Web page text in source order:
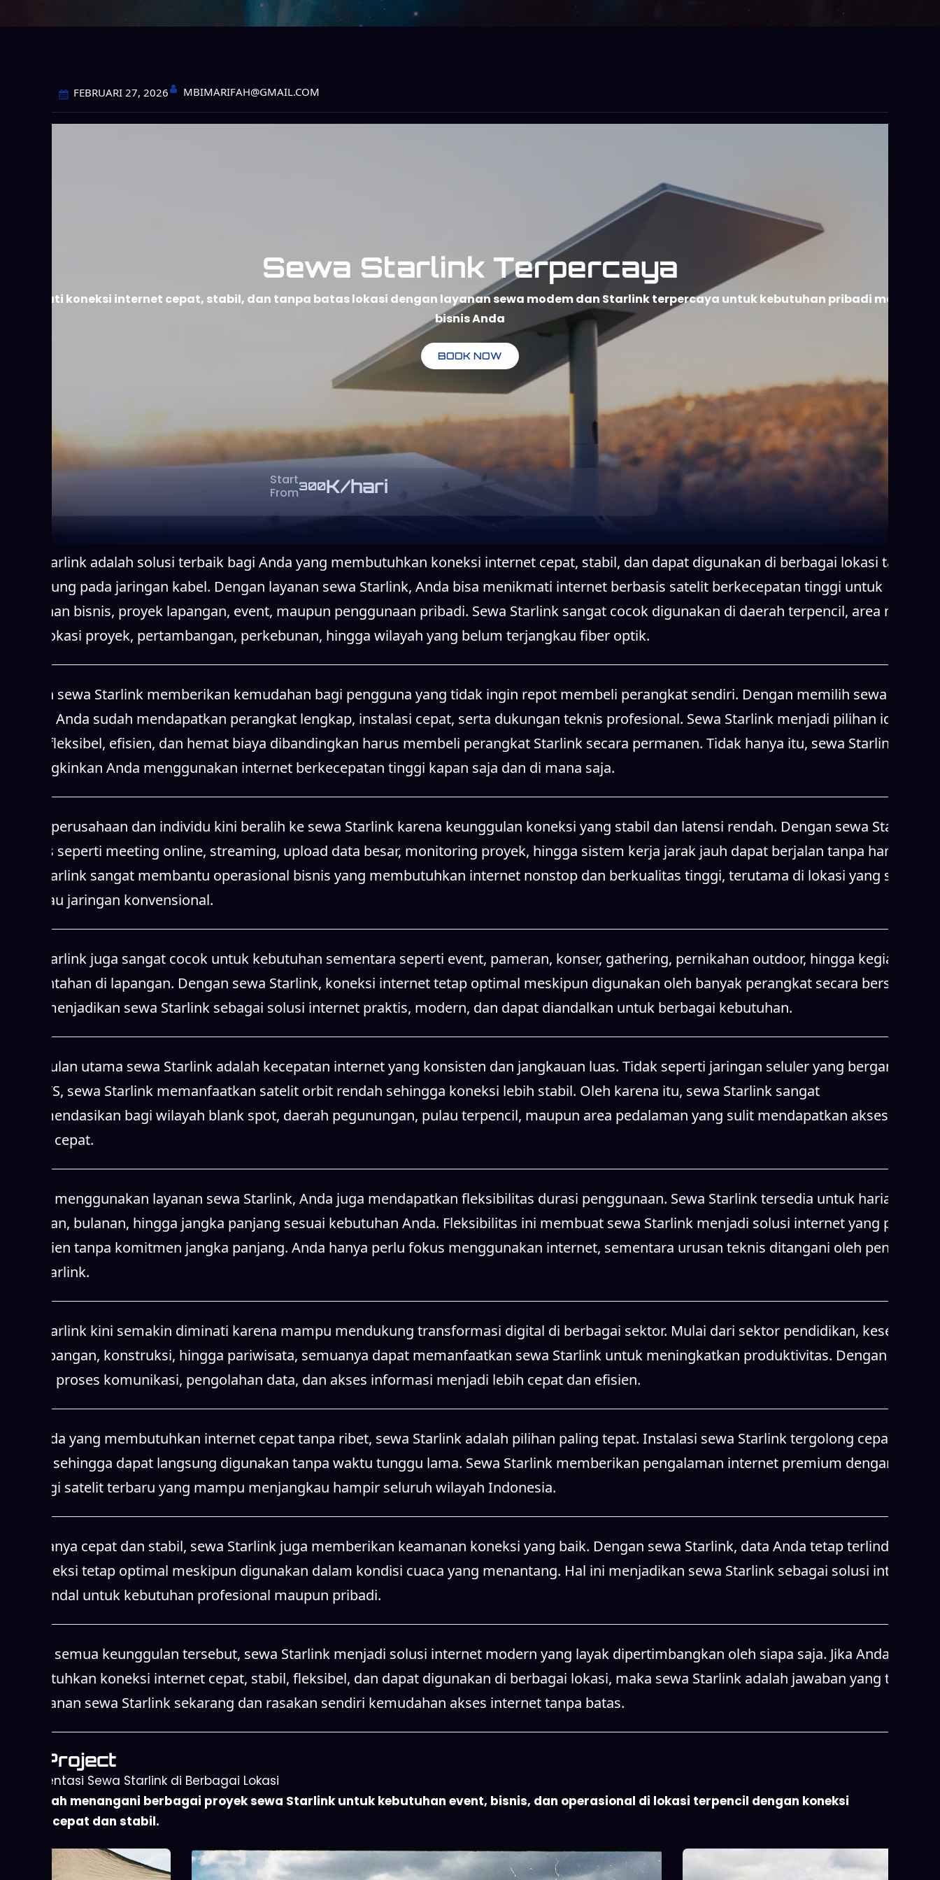
FEBRUARI 27, 2026 MBIMARIFAH@GMAIL.COM
Sewa Starlink Terpercaya
Nikmati koneksi internet cepat, stabil, dan tanpa batas lokasi dengan layanan sewa modem dan Starlink terpercaya untuk kebutuhan pribadi maupun
bisnis Anda
BOOK NOW
Start
From300K/hari
Sewa Starlink adalah solusi terbaik bagi Anda yang membutuhkan koneksi internet cepat, stabil, dan dapat digunakan di berbagai lokasi tanpa
bergantung pada jaringan kabel. Dengan layanan sewa Starlink, Anda bisa menikmati internet berbasis satelit berkecepatan tinggi untuk
kebutuhan bisnis, proyek lapangan, event, maupun penggunaan pribadi. Sewa Starlink sangat cocok digunakan di daerah terpencil, area minim
sinyal, lokasi proyek, pertambangan, perkebunan, hingga wilayah yang belum terjangkau fiber optik.
Layanan sewa Starlink memberikan kemudahan bagi pengguna yang tidak ingin repot membeli perangkat sendiri. Dengan memilih sewa
Starlink, Anda sudah mendapatkan perangkat lengkap, instalasi cepat, serta dukungan teknis profesional. Sewa Starlink menjadi pilihan ideal
karena fleksibel, efisien, dan hemat biaya dibandingkan harus membeli perangkat Starlink secara permanen. Tidak hanya itu, sewa Starlink juga
memungkinkan Anda menggunakan internet berkecepatan tinggi kapan saja dan di mana saja.
Banyak perusahaan dan individu kini beralih ke sewa Starlink karena keunggulan koneksi yang stabil dan latensi rendah. Dengan sewa Starlink,
aktivitas seperti meeting online, streaming, upload data besar, monitoring proyek, hingga sistem kerja jarak jauh dapat berjalan tanpa hambatan.
Sewa Starlink sangat membantu operasional bisnis yang membutuhkan internet nonstop dan berkualitas tinggi, terutama di lokasi yang sulit
dijangkau jaringan konvensional.
Sewa Starlink juga sangat cocok untuk kebutuhan sementara seperti event, pameran, konser, gathering, pernikahan outdoor, hingga kegiatan
pemerintahan di lapangan. Dengan sewa Starlink, koneksi internet tetap optimal meskipun digunakan oleh banyak perangkat secara bersamaan.
Hal ini menjadikan sewa Starlink sebagai solusi internet praktis, modern, dan dapat diandalkan untuk berbagai kebutuhan.
Keunggulan utama sewa Starlink adalah kecepatan internet yang konsisten dan jangkauan luas. Tidak seperti jaringan seluler yang bergantung
pada BTS, sewa Starlink memanfaatkan satelit orbit rendah sehingga koneksi lebih stabil. Oleh karena itu, sewa Starlink sangat
direkomendasikan bagi wilayah blank spot, daerah pegunungan, pulau terpencil, maupun area pedalaman yang sulit mendapatkan akses
internet cepat.
Dengan menggunakan layanan sewa Starlink, Anda juga mendapatkan fleksibilitas durasi penggunaan. Sewa Starlink tersedia untuk harian,
mingguan, bulanan, hingga jangka panjang sesuai kebutuhan Anda. Fleksibilitas ini membuat sewa Starlink menjadi solusi internet yang praktis
dan efisien tanpa komitmen jangka panjang. Anda hanya perlu fokus menggunakan internet, sementara urusan teknis ditangani oleh penyedia
sewa Starlink.
Sewa Starlink kini semakin diminati karena mampu mendukung transformasi digital di berbagai sektor. Mulai dari sektor pendidikan, kesehatan,
pertambangan, konstruksi, hingga pariwisata, semuanya dapat memanfaatkan sewa Starlink untuk meningkatkan produktivitas. Dengan sewa
Starlink, proses komunikasi, pengolahan data, dan akses informasi menjadi lebih cepat dan efisien.
Bagi Anda yang membutuhkan internet cepat tanpa ribet, sewa Starlink adalah pilihan paling tepat. Instalasi sewa Starlink tergolong cepat dan
mudah, sehingga dapat langsung digunakan tanpa waktu tunggu lama. Sewa Starlink memberikan pengalaman internet premium dengan
teknologi satelit terbaru yang mampu menjangkau hampir seluruh wilayah Indonesia.
Tidak hanya cepat dan stabil, sewa Starlink juga memberikan keamanan koneksi yang baik. Dengan sewa Starlink, data Anda tetap terlindungi
dan koneksi tetap optimal meskipun digunakan dalam kondisi cuaca yang menantang. Hal ini menjadikan sewa Starlink sebagai solusi internet
yang handal untuk kebutuhan profesional maupun pribadi.
Dengan semua keunggulan tersebut, sewa Starlink menjadi solusi internet modern yang layak dipertimbangkan oleh siapa saja. Jika Anda
membutuhkan koneksi internet cepat, stabil, fleksibel, dan dapat digunakan di berbagai lokasi, maka sewa Starlink adalah jawaban yang tepat.
Pilih layanan sewa Starlink sekarang dan rasakan sendiri kemudahan akses internet tanpa batas.
Our Project
Implementasi Sewa Starlink di Berbagai Lokasi
Kami telah menangani berbagai proyek sewa Starlink untuk kebutuhan event, bisnis, dan operasional di lokasi terpencil dengan koneksi
internet cepat dan stabil.